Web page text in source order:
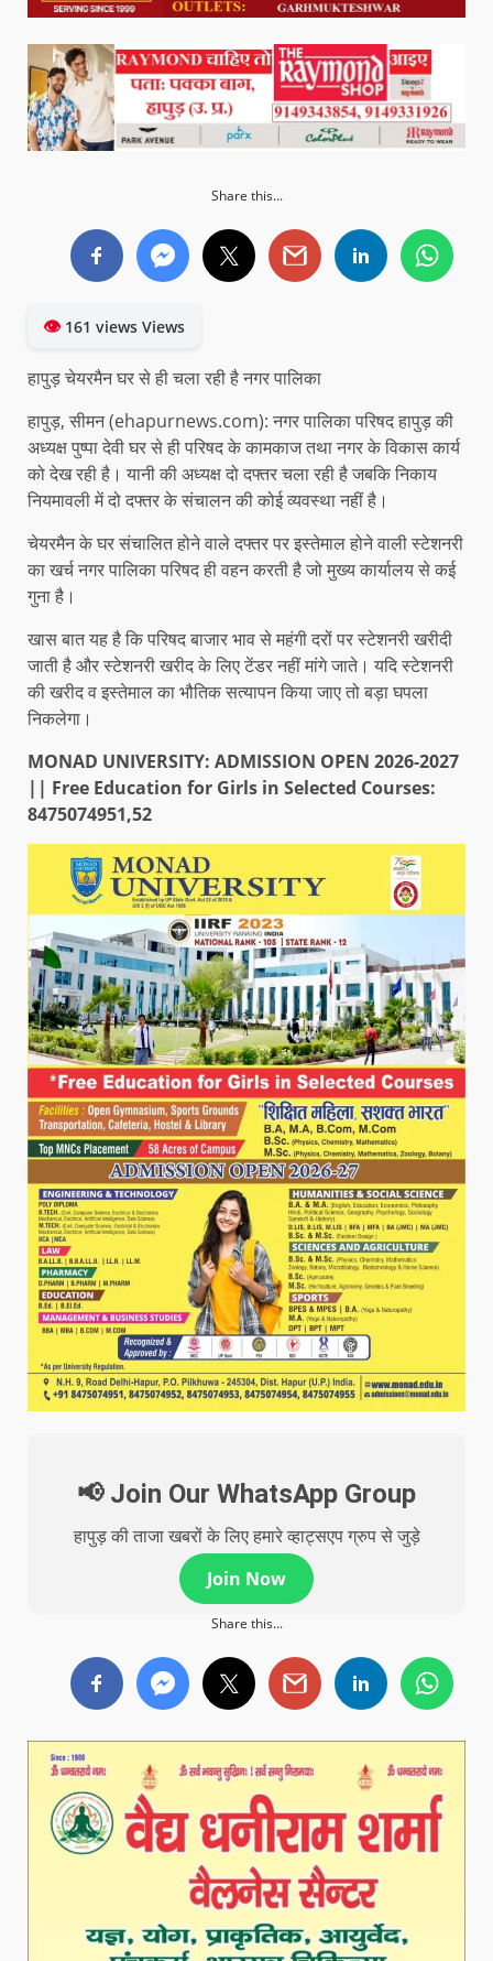
Share this...
👁161 views Views
हापुड़ चेयरमैन घर से ही चला रही है नगर पालिका
हापुड़, सीमन (ehapurnews.com): नगर पालिका परिषद हापुड़ की
अध्यक्ष पुष्पा देवी घर से ही परिषद के कामकाज तथा नगर के विकास कार्य
को देख रही है। यानी की अध्यक्ष दो दफ्तर चला रही है जबकि निकाय
नियमावली में दो दफ्तर के संचालन की कोई व्यवस्था नहीं है।
चेयरमैन के घर संचालित होने वाले दफ्तर पर इस्तेमाल होने वाली स्टेशनरी
का खर्च नगर पालिका परिषद ही वहन करती है जो मुख्य कार्यालय से कई
गुना है।
खास बात यह है कि परिषद बाजार भाव से महंगी दरों पर स्टेशनरी खरीदी
जाती है और स्टेशनरी खरीद के लिए टेंडर नहीं मांगे जाते। यदि स्टेशनरी
की खरीद व इस्तेमाल का भौतिक सत्यापन किया जाए तो बड़ा घपला
निकलेगा।
MONAD UNIVERSITY: ADMISSION OPEN 2026-2027
|| Free Education for Girls in Selected Courses:
8475074951,52
📢 Join Our WhatsApp Group
हापुड़ की ताजा खबरों के लिए हमारे व्हाट्सएप ग्रुप से जुड़े
Join Now
Share this...